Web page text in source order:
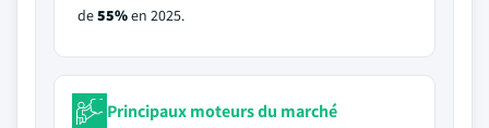
de55%en 2025.
Principaux moteurs du marché